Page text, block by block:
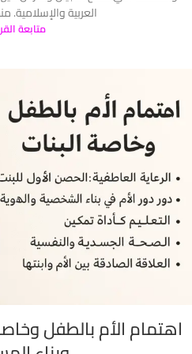
العربية والإسلامية.
متابعة
اهتمام الأم بالطفل